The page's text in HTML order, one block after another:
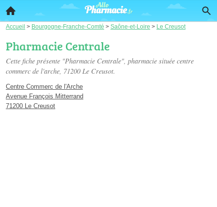
Accueil > Bourgogne-Franche-Comté > Saône-et-Loire > Le Creusot
Pharmacie Centrale
Cette fiche présente "Pharmacie Centrale", pharmacie située centre
commerc de l'arche, 71200 Le Creusot.
Centre Commerc de l'Arche
Avenue François Mitterrand
71200 Le Creusot